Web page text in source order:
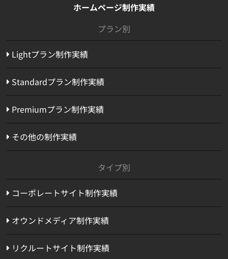
ホームページ制作実績
プラン別
Lightプラン制作実績
Standardプラン制作実績
Premiumプラン制作実績
その他の制作実績
タイプ別
コーポレートサイト制作実績
オウンドメディア制作実績
リクルートサイト制作実績